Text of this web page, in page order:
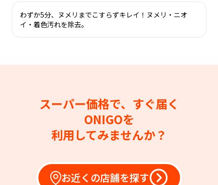
わずか5分、ヌメリまでこすらずキレイ！ヌメリ・ニオ
イ・着色汚れを除去。
スーパー価格で、すぐ届く
ONIGOを
利用してみませんか？
お近くの店舗を探す